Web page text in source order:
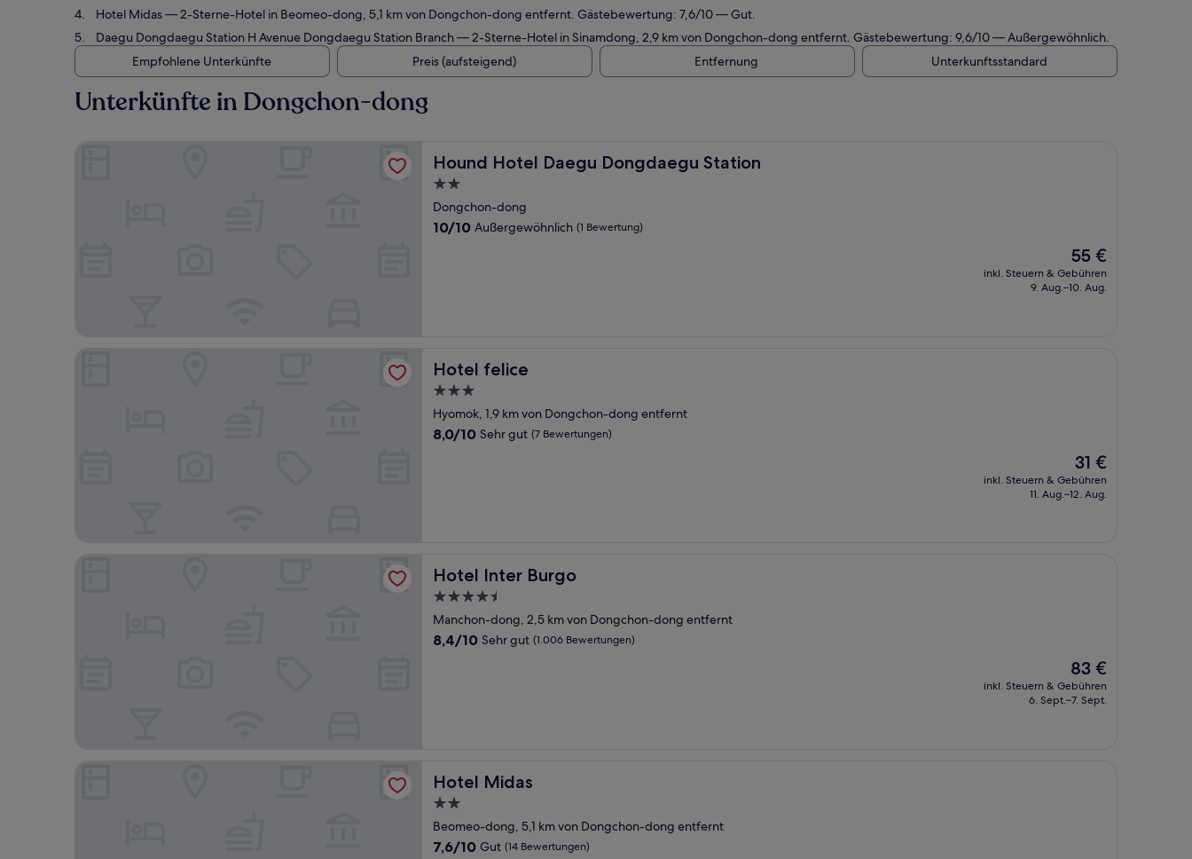
Hotel Midas— 2-Sterne-Hotel in Beomeo-dong, 5,1 km von Dongchon-dong entfernt. Gästebewertung: 7,6/10 — Gut.
Daegu Dongdaegu Station H Avenue Dongdaegu Station Branch— 2-Sterne-Hotel in Sinamdong, 2,9 km von Dongchon-dong entfernt. Gästebewertung: 9,6/10 — Außergewöhnlich.
Empfohlene Unterkünfte
Preis (aufsteigend) Entfernung Unterkunftsstandard
Unterkünfte in Dongchon-dong
Hound Hotel Daegu Dongdaegu Station
Hound Hotel Daegu Dongdaegu Station
2.0-
Sterne-
Unterkunft
Dongchon-dong
10.0
10/10 Außergewöhnlich (1 Bewertung)
Der
Preis
beträgt
55 €
inkl. Steuern & Gebühren
9. Aug.–10. Aug.
Hotel felice
Hotel felice
3.0-
Sterne-
Unterkunft
Hyomok, 1,9 km von Dongchon-dong entfernt
8.0
8,0/10 Sehr gut (7 Bewertungen)
Der
Preis
beträgt
31 €
inkl. Steuern & Gebühren
11. Aug.–12. Aug.
Hotel felice
Hotel Inter Burgo
Hotel Inter Burgo
4.5-
Sterne-
Unterkunft
Manchon-dong, 2,5 km von Dongchon-dong entfernt
8.4
8,4/10 Sehr gut (1.006 Bewertungen)
Der
Preis
beträgt
83 €
inkl. Steuern & Gebühren
6. Sept.–7. Sept.
Hotel Midas
Hotel Midas
2.0-
Sterne-
Unterkunft
Beomeo-dong, 5,1 km von Dongchon-dong entfernt
7.6
7,6/10 Gut (14 Bewertungen)
Hotel Midas